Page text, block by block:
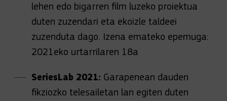
lehen edo bigarren film luzeko proiektua
duten zuzendari eta ekoizle taldeei
zuzenduta dago. Izena emateko epemuga:
2021eko urtarrilaren 18a
SeriesLab 2021: Garapenean dauden
fikziozko telesailetan lan egiten duten